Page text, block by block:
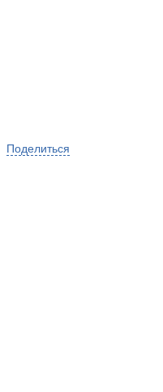
Поделиться